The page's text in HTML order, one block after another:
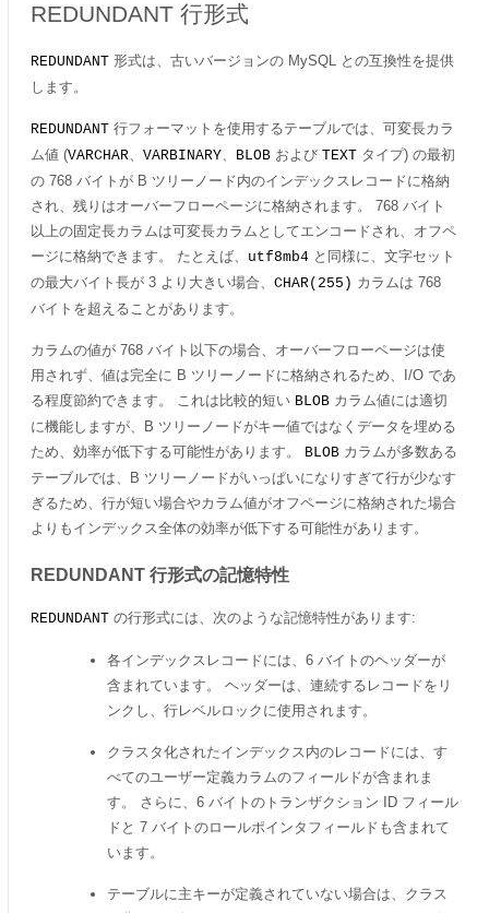
REDUNDANT 行形式
REDUNDANT 形式は、古いバージョンの MySQL との互換性を提供
します。
REDUNDANT 行フォーマットを使用するテーブルでは、可変長カラ
ム値 (VARCHAR、 VARBINARY、 BLOB および TEXT タイプ) の最初
の 768 バイトが B ツリーノード内のインデックスレコードに格納
され、残りはオーバーフローページに格納されます。 768 バイト
以上の固定長カラムは可変長カラムとしてエンコードされ、オフペ
ージに格納できます。 たとえば、 utf8mb4 と同様に、文字セット
の最大バイト長が 3 より大きい場合、 CHAR(255) カラムは 768
バイトを超えることがあります。
カラムの値が 768 バイト以下の場合、オーバーフローページは使
用されず、値は完全に B ツリーノードに格納されるため、I/O であ
る程度節約できます。 これは比較的短い BLOB カラム値には適切
に機能しますが、B ツリーノードがキー値ではなくデータを埋める
ため、効率が低下する可能性があります。 BLOB カラムが多数ある
テーブルでは、B ツリーノードがいっぱいになりすぎて行が少なす
ぎるため、行が短い場合やカラム値がオフページに格納された場合
よりもインデックス全体の効率が低下する可能性があります。
REDUNDANT 行形式の記憶特性
REDUNDANT の行形式には、次のような記憶特性があります:
各インデックスレコードには、6 バイトのヘッダーが
含まれています。 ヘッダーは、連続するレコードをリ
ンクし、行レベルロックに使用されます。
クラスタ化されたインデックス内のレコードには、す
べてのユーザー定義カラムのフィールドが含まれま
す。 さらに、6 バイトのトランザクション ID フィール
ドと 7 バイトのロールポインタフィールドも含まれて
います。
テーブルに主キーが定義されていない場合は、クラス